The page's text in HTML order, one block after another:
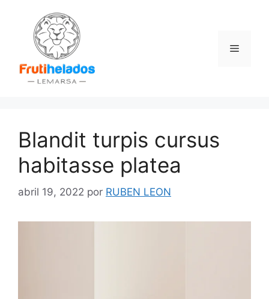
contenido
Menú
Blandit turpis cursus
habitasse platea
abril 19, 2022 por RUBEN LEON